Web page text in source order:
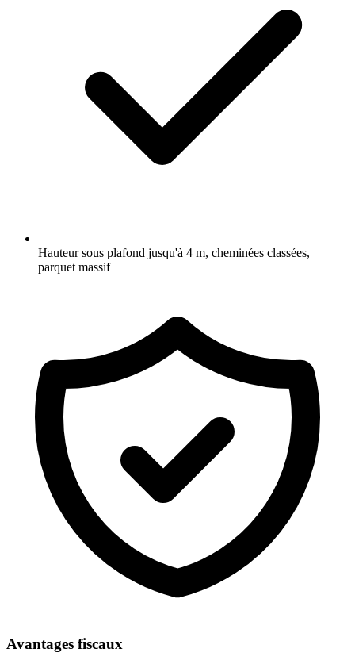
Hauteur sous plafond jusqu'à 4 m, cheminées classées,
parquet massif
Avantages fiscaux